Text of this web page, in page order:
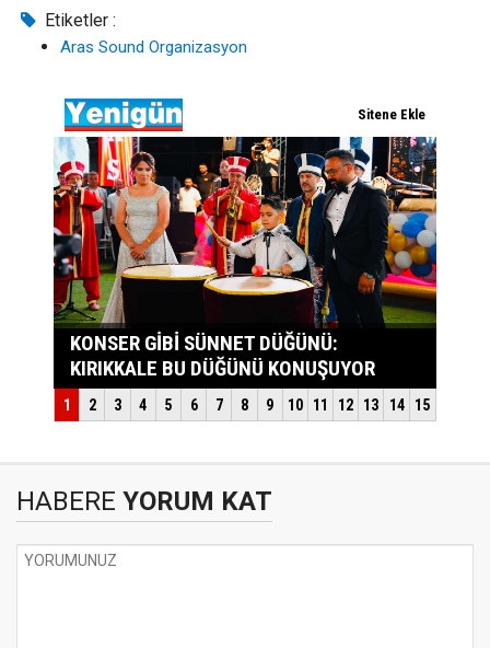
Etiketler :
Aras Sound Organizasyon
HABERE YORUM KAT